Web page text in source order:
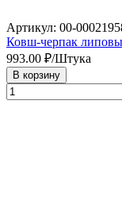
Артикул: 00-
Ковш-черпак
993.00 ₽/Штука
В корзину